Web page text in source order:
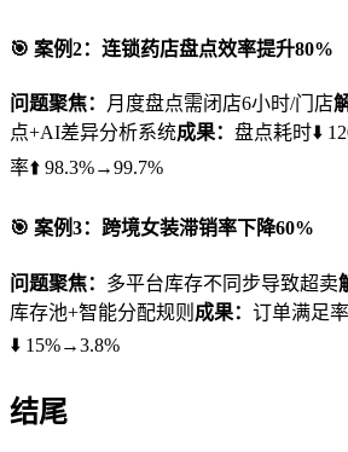
🎯 案例2：连锁药店盘点效率提升80%
问题聚焦： 月度盘点需闭店6小时/门店
点+AI差异分析系统成果： 盘点耗时⬇️
率⬆️ 98.3%→99.7%
🎯 案例3：跨境女装滞销率下降60%
问题聚焦： 多平台库存不同步导致超卖
库存池+智能分配规则 成果： 订单满足
⬇️ 15%→3.8%
结尾